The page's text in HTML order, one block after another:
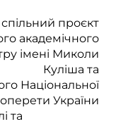
спільний проєкт
академічного
імені Миколи
Куліша та
Національної
оперети України
та